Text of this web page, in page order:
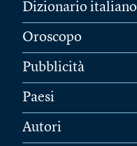
Dizionario italiano
Oroscopo
Pubblicità
Paesi
Autori